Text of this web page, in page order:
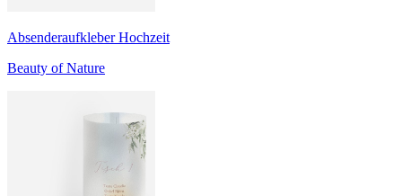
Absenderaufkleber Hochzeit
Beauty of Nature